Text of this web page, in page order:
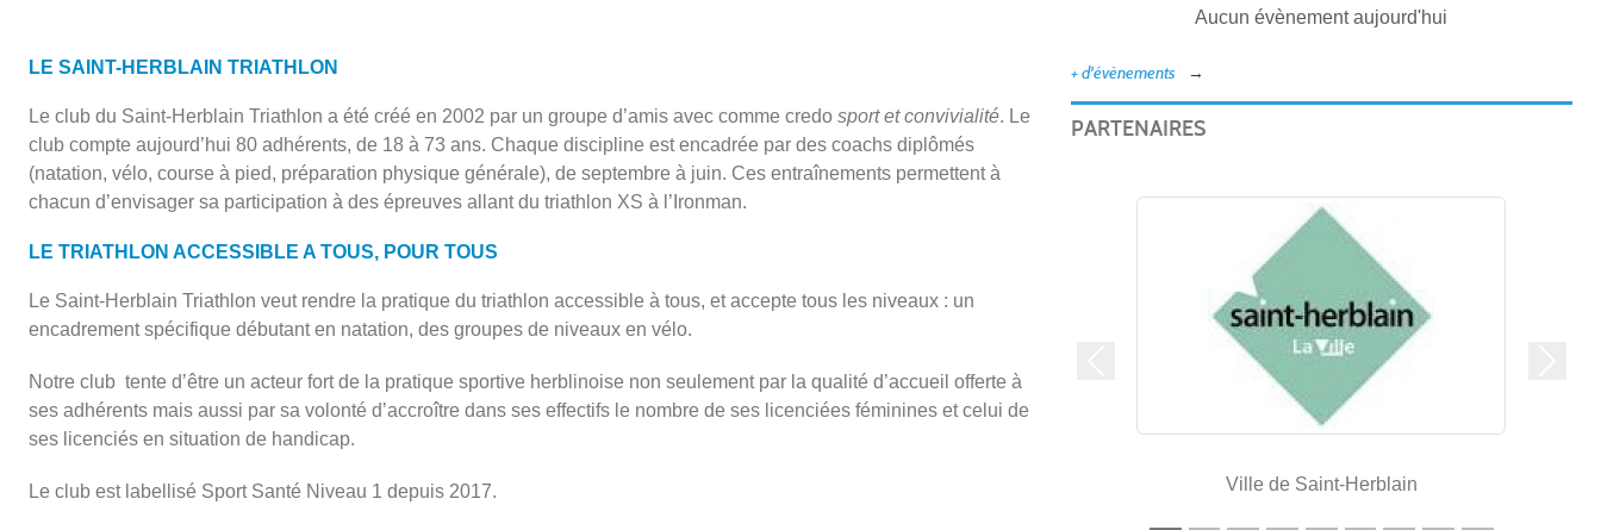
LE SAINT-HERBLAIN TRIATHLON
Le club du Saint-Herblain Triathlon a été créé en 2002 par un groupe d’amis avec comme credo sport et convivialité. Le
club compte aujourd’hui 80 adhérents, de 18 à 73 ans. Chaque discipline est encadrée par des coachs diplômés
(natation, vélo, course à pied, préparation physique générale), de septembre à juin. Ces entraînements permettent à
chacun d’envisager sa participation à des épreuves allant du triathlon XS à l’Ironman.
LE TRIATHLON ACCESSIBLE A TOUS, POUR TOUS
Le Saint-Herblain Triathlon veut rendre la pratique du triathlon accessible à tous, et accepte tous les niveaux : un
encadrement spécifique débutant en natation, des groupes de niveaux en vélo.
Notre club tente d’être un acteur fort de la pratique sportive herblinoise non seulement par la qualité d’accueil offerte à
ses adhérents mais aussi par sa volonté d’accroître dans ses effectifs le nombre de ses licenciées féminines et celui de
ses licenciés en situation de handicap.
Le club est labellisé Sport Santé Niveau 1 depuis 2017.
Aucun évènement aujourd'hui
+ d'évènements
PARTENAIRES
Ville de Saint-Herblain